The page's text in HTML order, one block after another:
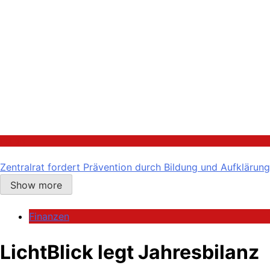
Zentralrat fordert Prävention durch Bildung und Aufklärung
Show more
Finanzen
LichtBlick legt Jahresbilanz